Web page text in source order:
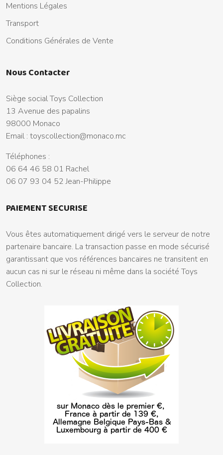
Mentions Légales
Transport
Conditions Générales de Vente
Nous Contacter
Siège social Toys Collection
13 Avenue des papalins
98000 Monaco
Email : toyscollection@monaco.mc
Téléphones :
06 64 46 58 01 Rachel
06 07 93 04 52 Jean-Philippe
PAIEMENT SECURISE
Vous êtes automatiquement dirigé vers le serveur de notre
partenaire bancaire. La transaction passe en mode sécurisé
garantissant que vos références bancaires ne transitent en
aucun cas ni sur le réseau ni même dans la société Toys
Collection.